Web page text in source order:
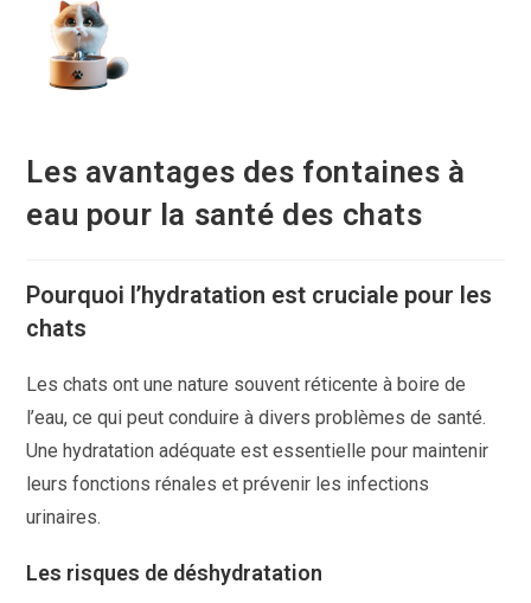
Les avantages des fontaines à
eau pour la santé des chats
Pourquoi l’hydratation est cruciale pour les
chats
Les chats ont une nature souvent réticente à boire de
l’eau, ce qui peut conduire à divers problèmes de santé.
Une hydratation adéquate est essentielle pour maintenir
leurs fonctions rénales et prévenir les infections
urinaires.
Les risques de déshydratation